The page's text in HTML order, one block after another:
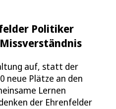
Politiker
auf, statt der
neue Plätze an den
Lernen
der Ehrenfelder